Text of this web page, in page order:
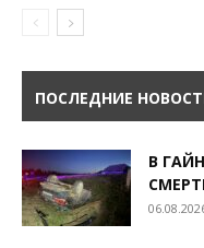
ПОСЛЕДНИЕ
В